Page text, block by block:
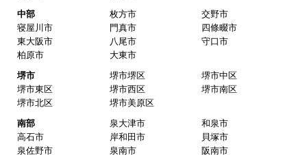
中部
枚方市
交野市
寝屋川市
門真市
四條畷市
東大阪市
八尾市
守口市
柏原市
大東市
堺市
堺市堺区
堺市中区
堺市東区
堺市西区
堺市南区
堺市北区
堺市美原区
南部
泉大津市
和泉市
高石市
岸和田市
貝塚市
泉佐野市
泉南市
阪南市